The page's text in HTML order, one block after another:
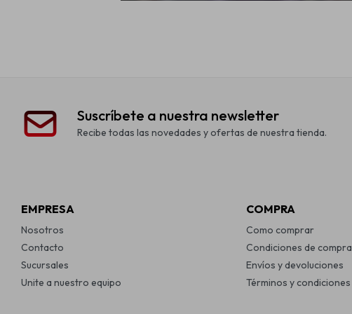
Suscríbete a nuestra newsletter
Recibe todas las novedades y ofertas de nuestra tienda.
EMPRESA
Nosotros
Contacto
Sucursales
Unite a nuestro equipo
COMPRA
Como comprar
Condiciones de compra
Envíos y devoluciones
Términos y condiciones